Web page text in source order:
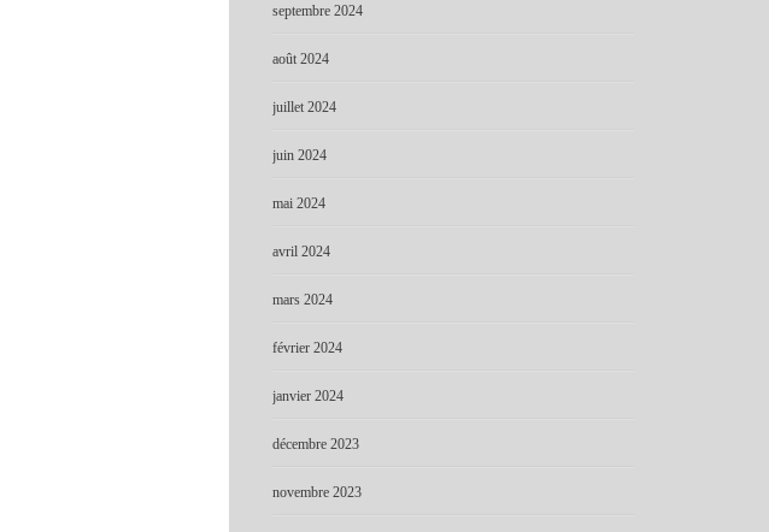
septembre 2024
août 2024
juillet 2024
juin 2024
mai 2024
avril 2024
mars 2024
février 2024
janvier 2024
décembre 2023
novembre 2023